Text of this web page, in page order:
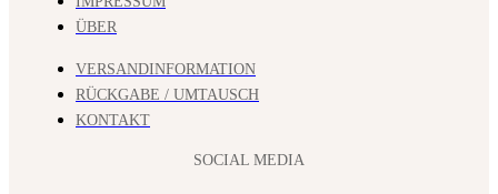
ÜBER
VERSANDINFORMATION
RÜCKGABE / UMTAUSCH
KONTAKT
SOCIAL MEDIA